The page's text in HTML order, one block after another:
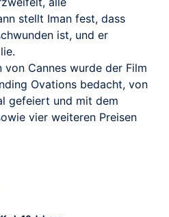
stellt Iman fest, dass
ist, und er
von Cannes wurde der Film
Ovations bedacht, von
gefeiert und mit dem
vier weiteren Preisen